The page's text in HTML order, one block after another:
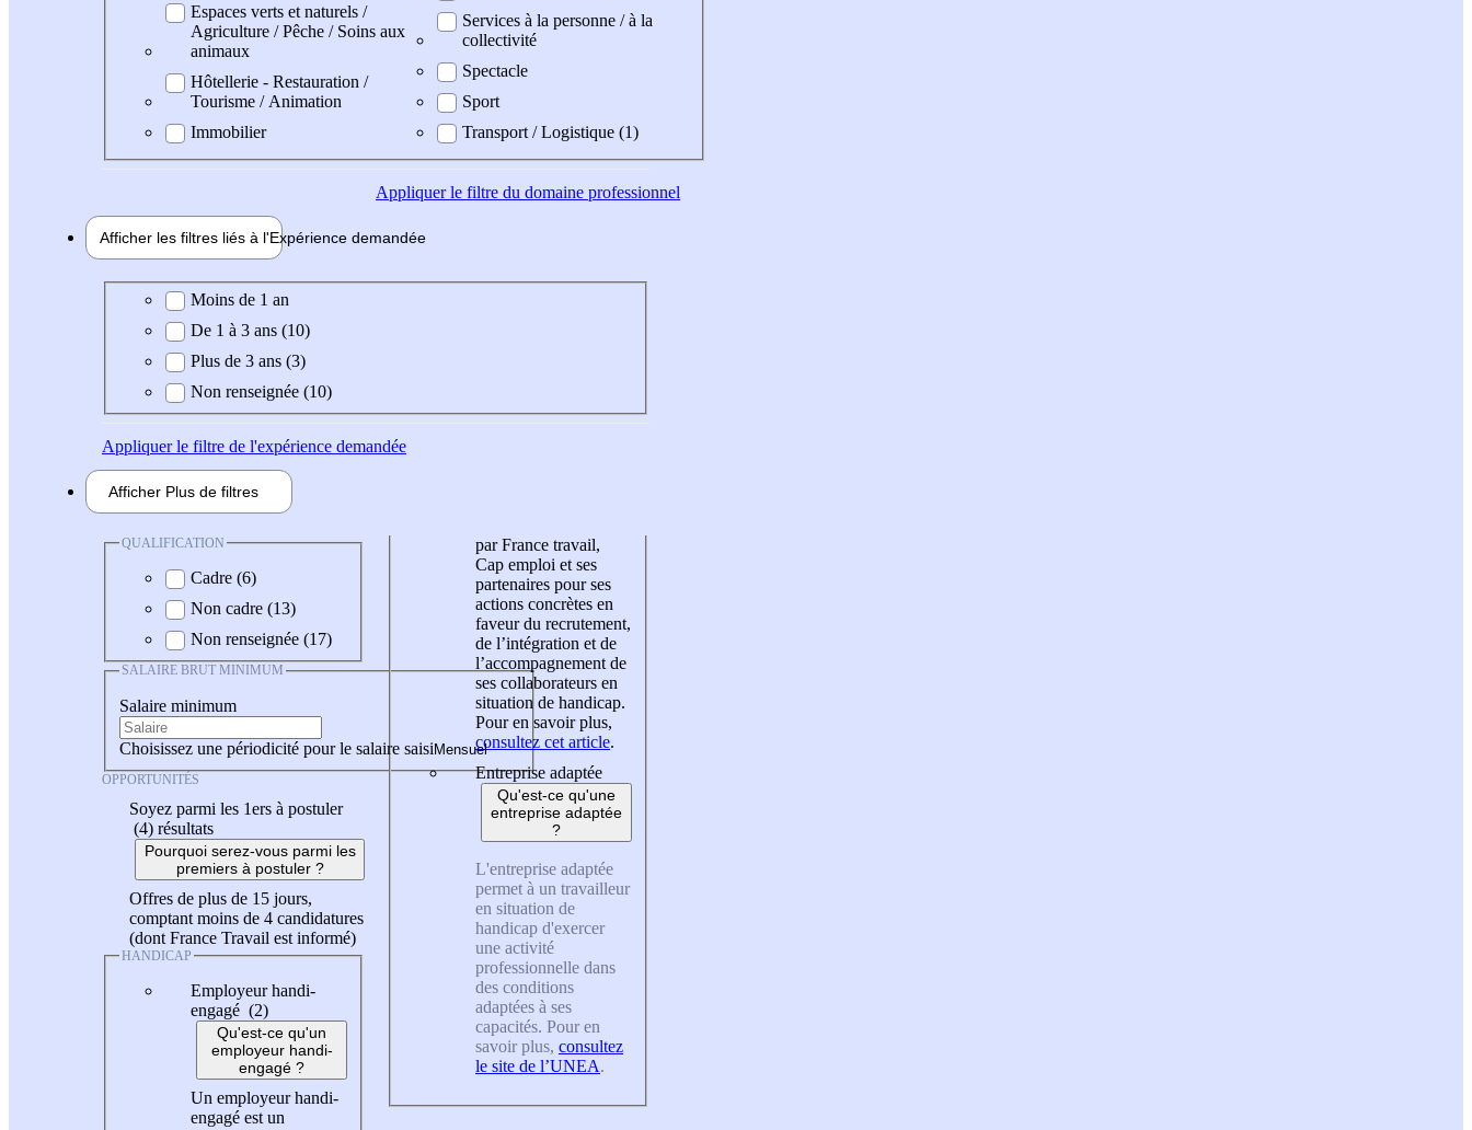
Espaces verts et naturels /
Agriculture / Pêche / Soins aux
animaux
Hôtellerie - Restauration /
Tourisme / Animation
Immobilier
Services à la personne / à la
collectivité
Spectacle
Sport
Transport / Logistique (1)
Appliquerle filtre du domaine professionnel
Afficher les filtres liés à l'Expérience demandée
Expérience demandée
Moins de 1 an
De 1 à 3 ans (10)
Plus de 3 ans (3)
Non renseignée (10)
Appliquerle filtre de l'expérience demandée
Afficher Plus de filtres
QUALIFICATION
Cadre (6)
Non cadre (13)
Non renseignée (17)
SALAIRE BRUT MINIMUM
Salaire minimum
Choisissez une périodicité pour le salaire saisi
OPPORTUNITÉS
Soyez parmi les 1ers à postuler
(4) résultats
Pourquoi serez-vous parmi les
premiers à postuler ?
Offres de plus de 15 jours,
comptant moins de 4 candidatures
(dont France Travail est informé)
HANDICAP
Employeur handi-
engagé (2)
Qu'est-ce qu'un
employeur handi-
engagé ?
Un employeur handi-
engagé est un
par France travail,
Cap emploi et ses
partenaires pour ses
actions concrètes en
faveur du recrutement,
de l’intégration et de
l’accompagnement de
ses collaborateurs en
situation de handicap.
Pour en savoir plus,
consultez cet article.
Entreprise adaptée
Qu'est-ce qu'une
entreprise adaptée
?
L'entreprise adaptée
permet à un travailleur
en situation de
handicap d'exercer
une activité
professionnelle dans
des conditions
adaptées à ses
capacités. Pour en
savoir plus, consultez
le site de l’UNEA.